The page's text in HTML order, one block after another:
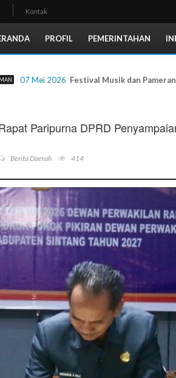
Kontak
PROFIL PEMERINTAHAN
07 Mei 2026 Festival Musik dan
Paripurna DPRD
Berita Daerah 414